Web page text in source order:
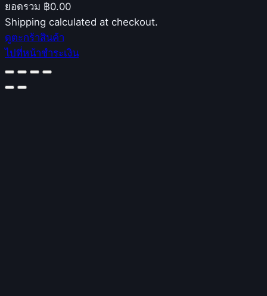
Products
in
cart
ยอดรวม ฿0.00
Shipping calculated at checkout.
ดูตะกร้าสินค้า
ไปที่หน้าชำระเงิน